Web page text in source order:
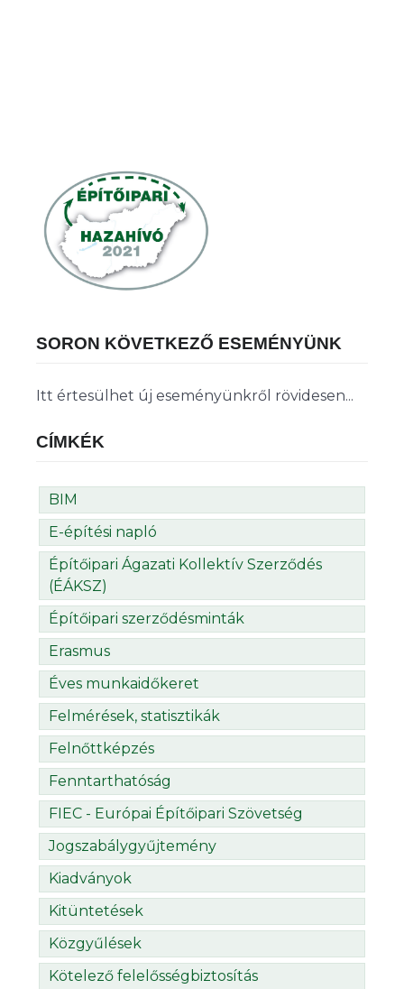
SORON KÖVETKEZŐ ESEMÉNYÜNK
Itt értesülhet új eseményünkről rövidesen...
CÍMKÉK
BIM
E-építési napló
Építőipari Ágazati Kollektív Szerződés
(ÉÁKSZ)
Építőipari szerződésminták
Erasmus
Éves munkaidőkeret
Felmérések, statisztikák
Felnőttképzés
Fenntarthatóság
FIEC - Európai Építőipari Szövetség
Jogszabálygyűjtemény
Kiadványok
Kitüntetések
Közgyűlések
Kötelező felelősségbiztosítás